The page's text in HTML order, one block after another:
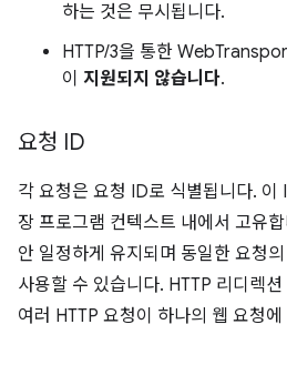
하는 것은 무시됩니다.
HTTP/3을 통한
이 지원되지 않습니다.
요청 ID
각 요청은 요청 ID로 식별됩니다. 이
장 프로그램 컨텍스트 내에서 고유
안 일정하게 유지되며 동일한 요청
사용할 수 있습니다. HTTP 리디렉
여러 HTTP 요청이 하나의 웹 요청